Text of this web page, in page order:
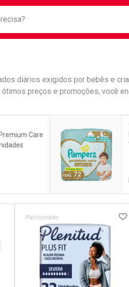
busca
precisa?
diários exigidos por bebês e
preços e promoções, você
Care
94 Unidades
Prateleira
Patrocinado